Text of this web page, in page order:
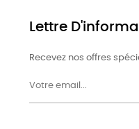
Lettre
Recevez nos offres